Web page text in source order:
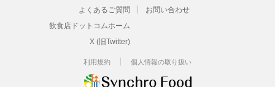
よくあるご質問
お問い合わせ
飲食店ドットコムホーム
X (旧Twitter)
利用規約 個人情報の取り扱い